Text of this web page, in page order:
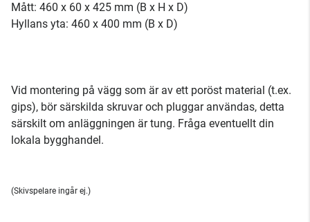
Mått: 460 x 60 x 425 mm (B x H x D)
Hyllans yta: 460 x 400 mm (B x D)
Vid montering på vägg som är av ett poröst material (t.ex.
gips), bör särskilda skruvar och pluggar användas, detta
särskilt om anläggningen är tung. Fråga eventuellt din
lokala bygghandel.
(Skivspelare ingår ej.)